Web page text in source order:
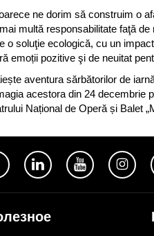
ne dorim să construim o
multă responsabilitate faţă de
o soluţie ecologică, cu un
emoții pozitive şi de neuitat
aventura sărbătorilor de
acestora din 24 decembrie
Național de Operă și Balet